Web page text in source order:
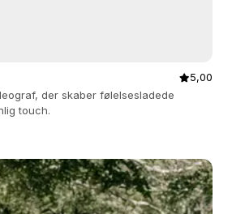
5,00
der skaber følelsesladede
touch.